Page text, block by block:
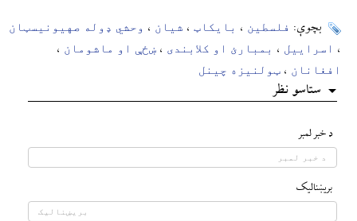
بچوې: فلسطین ، بایکاټ ، شیان ، وحشي ډوله صهیونیسټان
، اسراییل ، بمبارئ او کلابندی ، ښځې او ماشومان ،
افغانان ، ټولنیزه چینل
ستاسو نظر
د خبر لمبر
بريښناليک